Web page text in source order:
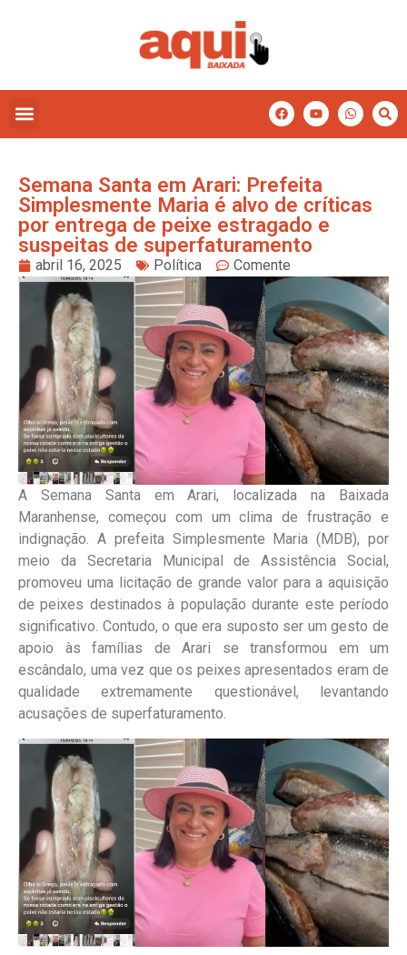
Semana Santa em Arari: Prefeita
Simplesmente Maria é alvo de críticas
por entrega de peixe estragado e
suspeitas de superfaturamento
abril 16, 2025 Política Comente
A Semana Santa em Arari, localizada na Baixada
Maranhense, começou com um clima de frustração e
indignação. A prefeita Simplesmente Maria (MDB), por
meio da Secretaria Municipal de Assistência Social,
promoveu uma licitação de grande valor para a aquisição
de peixes destinados à população durante este período
significativo. Contudo, o que era suposto ser um gesto de
apoio às famílias de Arari se transformou em um
escândalo, uma vez que os peixes apresentados eram de
qualidade extremamente questionável, levantando
acusações de superfaturamento.